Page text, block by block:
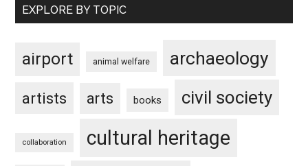
EXPLORE BY TOPIC
airport animal welfare archaeology
artists arts books civil society
collaboration cultural heritage